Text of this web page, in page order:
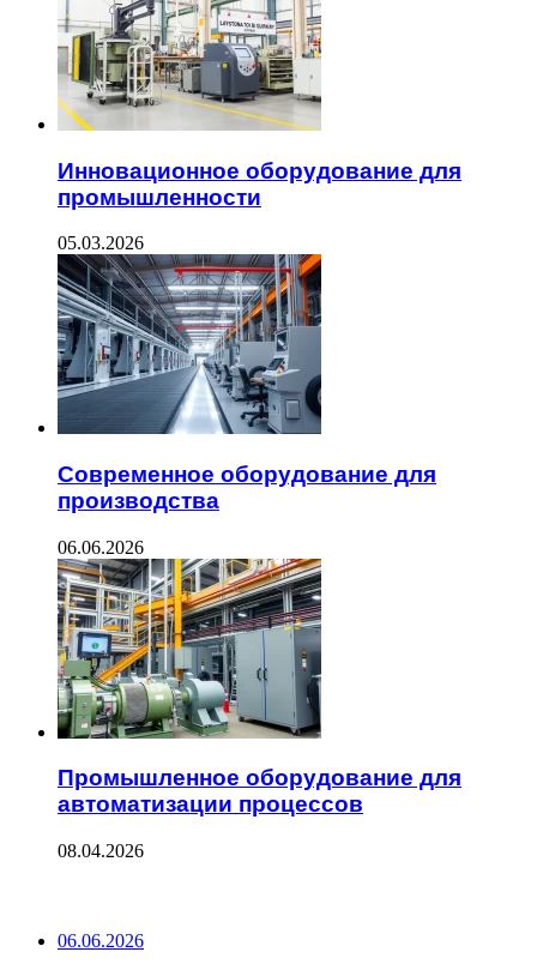
Инновационное оборудование для
промышленности
05.03.2026
Современное оборудование для
производства
06.06.2026
Промышленное оборудование для
автоматизации процессов
08.04.2026
06.06.2026